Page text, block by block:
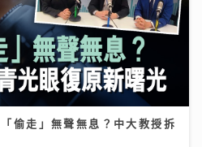
偷走」無聲無息？中大教授拆